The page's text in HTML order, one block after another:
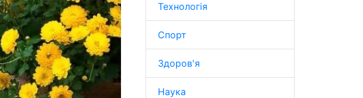
Технологія
Спорт
Здоров'я
Наука